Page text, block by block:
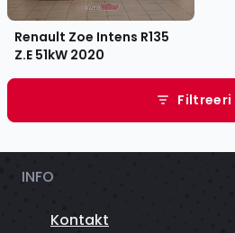
Renault Zoe Intens R135
Z.E 51kW 2020
Filtreeri
INFO
Kontakt